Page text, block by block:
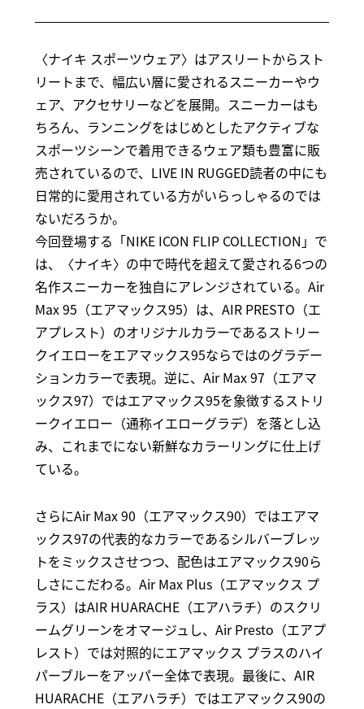
〈ナイキ スポーツウェア〉はアスリートからスト
リートまで、幅広い層に愛されるスニーカーやウ
ェア、アクセサリーなどを展開。スニーカーはも
ちろん、ランニングをはじめとしたアクティブな
スポーツシーンで着用できるウェア類も豊富に販
売されているので、LIVE IN RUGGED読者の中にも
日常的に愛用されている方がいらっしゃるのでは
ないだろうか。
今回登場する「NIKE ICON FLIP COLLECTION」で
は、〈ナイキ〉の中で時代を超えて愛される6つの
名作スニーカーを独自にアレンジされている。Air
Max 95（エアマックス95）は、AIR PRESTO（エ
アプレスト）のオリジナルカラーであるストリー
クイエローをエアマックス95ならではのグラデー
ションカラーで表現。逆に、Air Max 97（エアマ
ックス97）ではエアマックス95を象徴するストリ
ークイエロー（通称イエローグラデ）を落とし込
み、これまでにない新鮮なカラーリングに仕上げ
ている。
さらにAir Max 90（エアマックス90）ではエアマ
ックス97の代表的なカラーであるシルバーブレッ
トをミックスさせつつ、配色はエアマックス90ら
しさにこだわる。Air Max Plus（エアマックス プ
ラス）はAIR HUARACHE（エアハラチ）のスクリ
ームグリーンをオマージュし、Air Presto（エアプ
レスト）では対照的にエアマックス プラスのハイ
パーブルーをアッパー全体で表現。最後に、AIR
HUARACHE（エアハラチ）ではエアマックス90の